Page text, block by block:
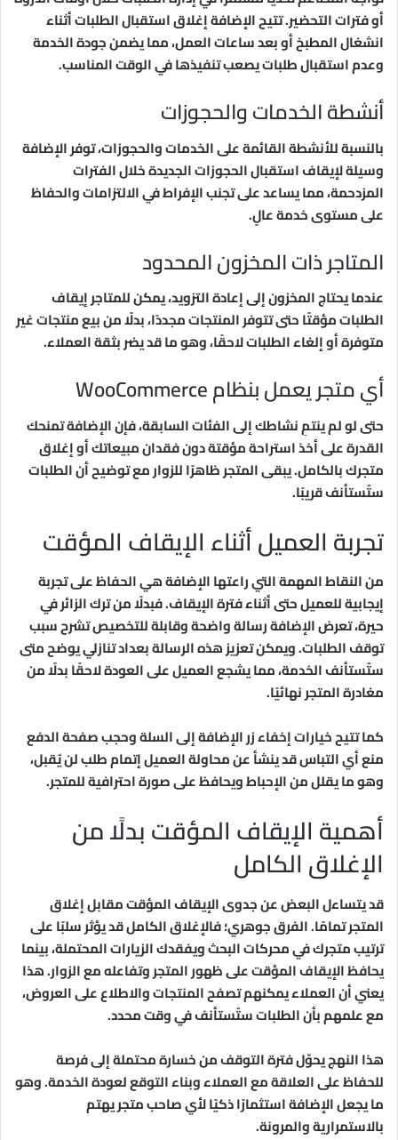
أو فترات التحضير. تتيح الإضافة إغلاق استقبال الطلبات أثناء
انشغال المطبخ أو بعد ساعات العمل، مما يضمن جودة الخدمة
وعدم استقبال طلبات يصعب تنفيذها في الوقت المناسب.
أنشطة الخدمات والحجوزات
بالنسبة للأنشطة القائمة على الخدمات والحجوزات، توفر الإضافة
وسيلة لإيقاف استقبال الحجوزات الجديدة خلال الفترات
المزدحمة، مما يساعد على تجنب الإفراط في الالتزامات والحفاظ
على مستوى خدمة عالٍ.
المتاجر ذات المخزون المحدود
عندما يحتاج المخزون إلى إعادة التزويد، يمكن للمتاجر إيقاف
الطلبات مؤقتًا حتى تتوفر المنتجات مجددًا، بدلًا من بيع منتجات غير
متوفرة أو إلغاء الطلبات لاحقًا، وهو ما قد يضر بثقة العملاء.
أي متجر يعمل بنظام WooCommerce
حتى لو لم ينتمِ نشاطك إلى الفئات السابقة، فإن الإضافة تمنحك
القدرة على أخذ استراحة مؤقتة دون فقدان مبيعاتك أو إغلاق
متجرك بالكامل. يبقى المتجر ظاهرًا للزوار مع توضيح أن الطلبات
ستُستأنف قريبًا.
تجربة العميل أثناء الإيقاف المؤقت
من النقاط المهمة التي راعتها الإضافة هي الحفاظ على تجربة
إيجابية للعميل حتى أثناء فترة الإيقاف. فبدلًا من ترك الزائر في
حيرة، تعرض الإضافة رسالة واضحة وقابلة للتخصيص تشرح سبب
توقف الطلبات. ويمكن تعزيز هذه الرسالة بعداد تنازلي يوضح متى
ستُستأنف الخدمة، مما يشجع العميل على العودة لاحقًا بدلًا من
مغادرة المتجر نهائيًا.
كما تتيح خيارات إخفاء زر الإضافة إلى السلة وحجب صفحة الدفع
منع أي التباس قد ينشأ عن محاولة العميل إتمام طلب لن يُقبل،
وهو ما يقلل من الإحباط ويحافظ على صورة احترافية للمتجر.
أهمية الإيقاف المؤقت بدلًا من
الإغلاق الكامل
قد يتساءل البعض عن جدوى الإيقاف المؤقت مقابل إغلاق
المتجر تمامًا. الفرق جوهري؛ فالإغلاق الكامل قد يؤثر سلبًا على
ترتيب متجرك في محركات البحث ويفقدك الزيارات المحتملة، بينما
يحافظ الإيقاف المؤقت على ظهور المتجر وتفاعله مع الزوار. هذا
يعني أن العملاء يمكنهم تصفح المنتجات والاطلاع على العروض،
مع علمهم بأن الطلبات ستُستأنف في وقت محدد.
هذا النهج يحوّل فترة التوقف من خسارة محتملة إلى فرصة
للحفاظ على العلاقة مع العملاء وبناء التوقع لعودة الخدمة. وهو
ما يجعل الإضافة استثمارًا ذكيًا لأي صاحب متجر يهتم
بالاستمرارية والمرونة.